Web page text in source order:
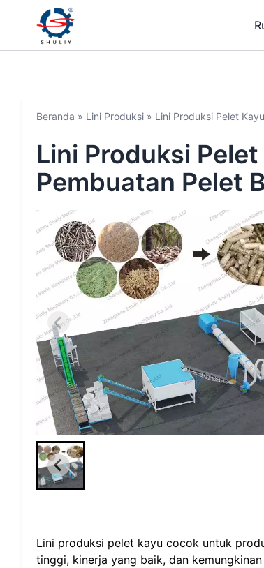
Beranda » Lini Produksi » Lini Produksi Pelet
Lini Produksi
Pembuatan Pelet
Lini produksi pelet kayu cocok untuk
tinggi, kinerja yang baik, dan